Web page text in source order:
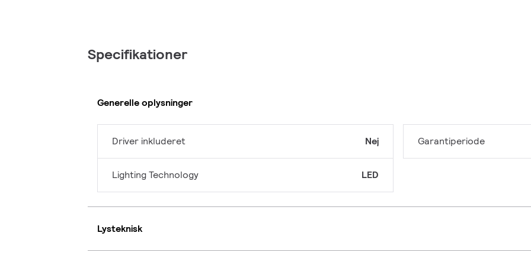
Specifikationer
Generelle oplysninger
Driver inkluderet Nej
Lighting Technology LED
Garantiperiode
Lysteknisk